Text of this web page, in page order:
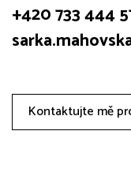
+420 733 444
Kontaktujte mě